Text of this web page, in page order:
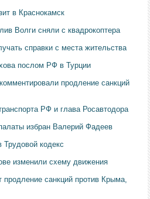
в Краснокамск
Волги сняли с квадрокоптера
справки с места жительства
послом РФ в Турции
продление санкций
РФ и глава Росавтодора
избран Валерий Фадеев
Трудовой кодекс
изменили схему движения
продление санкций против Крыма,